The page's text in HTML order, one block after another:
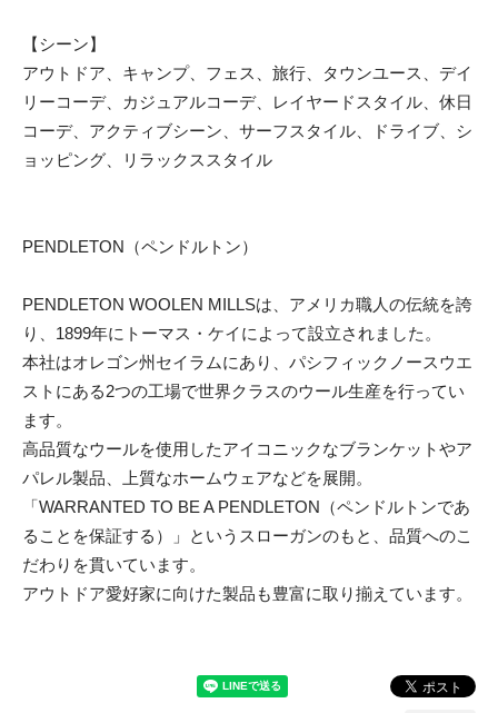
【シーン】
アウトドア、キャンプ、フェス、旅行、タウンユース、デイ
リーコーデ、カジュアルコーデ、レイヤードスタイル、休日
コーデ、アクティブシーン、サーフスタイル、ドライブ、シ
ョッピング、リラックススタイル
PENDLETON（ペンドルトン）
PENDLETON WOOLEN MILLSは、アメリカ職人の伝統を誇
り、1899年にトーマス・ケイによって設立されました。
本社はオレゴン州セイラムにあり、パシフィックノースウエ
ストにある2つの工場で世界クラスのウール生産を行ってい
ます。
高品質なウールを使用したアイコニックなブランケットやア
パレル製品、上質なホームウェアなどを展開。
「WARRANTED TO BE A PENDLETON（ペンドルトンであ
ることを保証する）」というスローガンのもと、品質へのこ
だわりを貫いています。
アウトドア愛好家に向けた製品も豊富に取り揃えています。